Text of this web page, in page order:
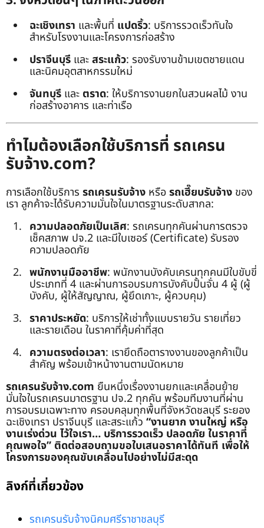
ฉะเชิงเทรา และพื้นที่ แปดริ้ว: บริการรวดเร็วทันใจ
สำหรับโรงงานและโครงการก่อสร้าง
ปราจีนบุรี และสระแก้ว: รองรับงานข้ามเขตชายแดน
และนิคมอุตสาหกรรมใหม่
จันทบุรี และ ตราด: ให้บริการงานยกในสวนผลไม้ งาน
ก่อสร้างอาคาร และท่าเรือ
ทำไมต้องเลือกใช้บริการที่ รถเครน
รับจ้าง.com?
การเลือกใช้บริการ รถเครนรับจ้าง หรือรถเฮี๊ยบรับจ้าง ของ
เรา ลูกค้าจะได้รับความมั่นใจในมาตรฐานระดับสากล:
ความปลอดภัยเป็นเลิศ: รถเครนทุกคันผ่านการตรวจ
เช็คสภาพ ปจ.2 และมีใบเซอร์ (Certificate) รับรอง
ความปลอดภัย
พนักงานมืออาชีพ: พนักงานบังคับเครนทุกคนมีใบขับขี่
ประเภทที่ 4 และผ่านการอบรมการบังคับปั้นจั่น 4 ผู้ (ผู้
บังคับ, ผู้ให้สัญญาณ, ผู้ยึดเกาะ, ผู้ควบคุม)
ราคาประหยัด: บริการให้เช่าทั้งแบบรายวัน รายเที่ยว
และรายเดือน ในราคาที่คุ้มค่าที่สุด
ความตรงต่อเวลา: เรายึดถือตารางงานของลูกค้าเป็น
สำคัญ พร้อมเข้าหน้างานตามนัดหมาย
รถเครนรับจ้าง.com ยืนหนึ่งเรื่องงานยกและเคลื่อนย้าย
มั่นใจในรถเครนมาตรฐาน ปจ.2 ทุกคัน พร้อมทีมงานที่ผ่าน
การอบรมเฉพาะทาง ครอบคลุมทุกพื้นที่จังหวัดชลบุรี ระยอง
ฉะเชิงเทรา ปราจีนบุรี และสระแก้ว “งานยาก งานใหญ่ หรือ
งานเร่งด่วน ไว้ใจเรา… บริการรวดเร็ว ปลอดภัย ในราคาที่
คุณพอใจ” ติดต่อสอบถามขอใบเสนอราคาได้ทันที เพื่อให้
โครงการของคุณขับเคลื่อนไปอย่างไม่มีสะดุด
ลิงก์ที่เกี่ยวข้อง
รถเครนรับจ้างนิคมศรีราชาชลบุรี